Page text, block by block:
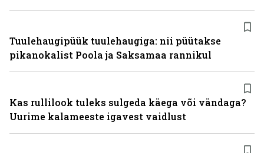
Tuulehaugipüük tuulehaugiga: nii püütakse
pikanokalist Poola ja Saksamaa rannikul
Kas rullilook tuleks sulgeda käega või vändaga?
Uurime kalameeste igavest vaidlust